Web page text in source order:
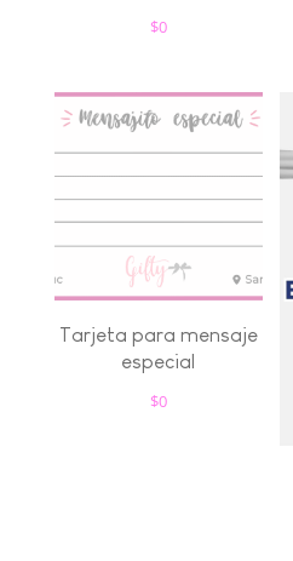
$0
Tarjeta para mensaje
especial
$0